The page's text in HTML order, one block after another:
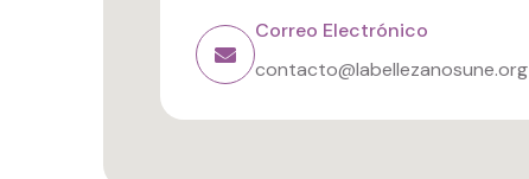
Correo Electrónico
contacto@labellezanosune.org